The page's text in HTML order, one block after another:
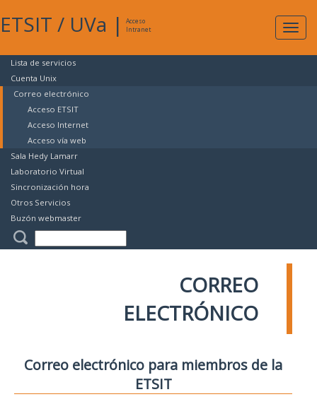
ETSIT / UVa |
Acceso
Intranet
Lista de servicios
Cuenta Unix
Correo electrónico
Acceso ETSIT
Acceso Internet
Acceso vía web
Sala Hedy Lamarr
Laboratorio Virtual
Sincronización hora
Otros Servicios
Buzón webmaster
CORREO
ELECTRÓNICO
Correo electrónico para miembros de la
ETSIT